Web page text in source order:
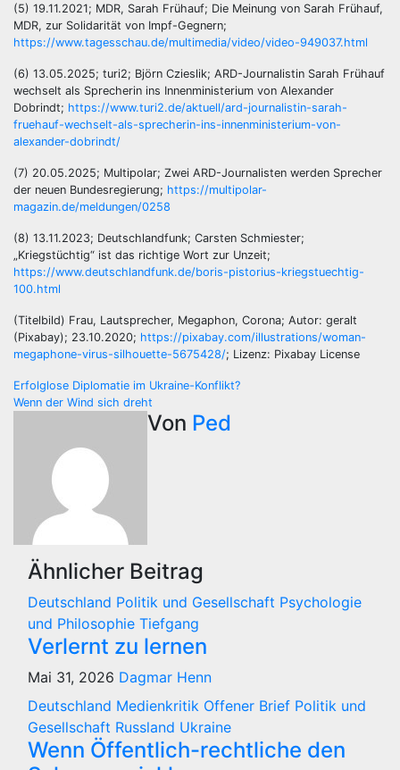
(5) 19.11.2021; MDR, Sarah Frühauf; Die Meinung von Sarah Frühauf,
MDR, zur Solidarität von Impf-Gegnern;
https://www.tagesschau.de/multimedia/video/video-949037.html
(6) 13.05.2025; turi2; Björn Czieslik; ARD-Journalistin Sarah Frühauf
wechselt als Sprecherin ins Innenministerium von Alexander
Dobrindt; https://www.turi2.de/aktuell/ard-journalistin-sarah-
fruehauf-wechselt-als-sprecherin-ins-innenministerium-von-
alexander-dobrindt/
(7) 20.05.2025; Multipolar; Zwei ARD-Journalisten werden Sprecher
der neuen Bundesregierung; https://multipolar-
magazin.de/meldungen/0258
(8) 13.11.2023; Deutschlandfunk; Carsten Schmiester;
„Kriegstüchtig“ ist das richtige Wort zur Unzeit;
https://www.deutschlandfunk.de/boris-pistorius-kriegstuechtig-
100.html
(Titelbild) Frau, Lautsprecher, Megaphon, Corona; Autor: geralt
(Pixabay); 23.10.2020; https://pixabay.com/illustrations/woman-
megaphone-virus-silhouette-5675428/; Lizenz: Pixabay License
Beitragsnavigation
Erfolglose Diplomatie im Ukraine-Konflikt?
Wenn der Wind sich dreht
Von Ped
Ähnlicher Beitrag
Deutschland Politik und Gesellschaft Psychologie
und Philosophie Tiefgang
Verlernt zu lernen
Mai 31, 2026 Dagmar Henn
Deutschland Medienkritik Offener Brief Politik und
Gesellschaft Russland Ukraine
Wenn Öffentlich-rechtliche den